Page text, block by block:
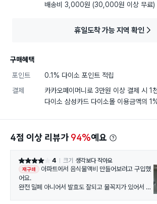
배송비 3,000원 (30,000원 이상 무료)
휴일도착 가능 지역 확인
구매혜택
포인트
0.1% 다이소 포인트 적립
결제
카카오페이머니로 3만원 이상 결제 시 1
다이소 삼성카드 다이소몰 이용금액의
4점 이상 리뷰가 94%예요
별점 4점 4 크기 생각보다 작아요
재구매
아파트에서 음식물액비 만들어보려고 구입했
어요.
완전 밀폐 아니어서 발효도 잘되고 물꼭지가 있어서 액